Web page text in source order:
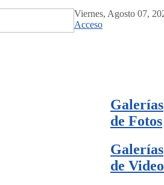
Viernes, Agosto 07,
Acceso
Galerías
de Fotos
Galerías
de